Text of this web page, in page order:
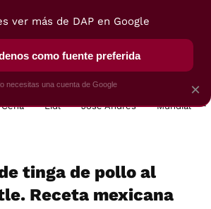
SELECCIÓN VEGUI
Cena Lidl José Andrés Mundial
tinga de pollo al
Receta mexicana
×
ver más de DAP en Google
como fuente preferida
necesitas una cuenta de Google